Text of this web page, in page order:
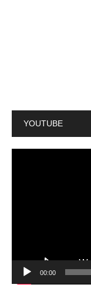
YOUTUBE
00:00